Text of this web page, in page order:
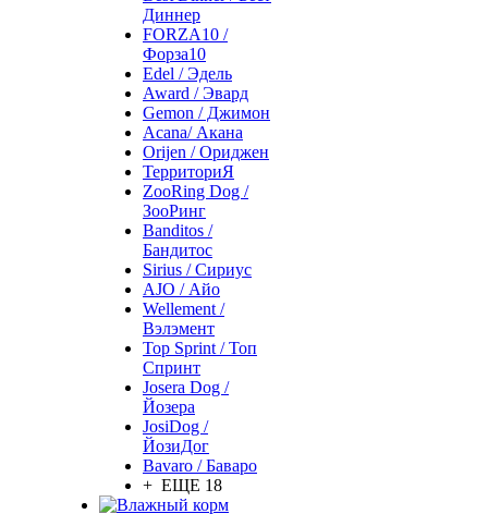
Диннер
FORZA10 /
Форза10
Edel / Эдель
Award / Эвард
Gemon / Джимон
Acana/ Акана
Orijen / Ориджен
ТерриториЯ
ZooRing Dog /
ЗооРинг
Banditos /
Бандитос
Sirius / Сириус
AJO / Айо
Wellement /
Вэлэмент
Top Sprint / Топ
Спринт
Josera Dog /
Йозера
JosiDog /
ЙозиДог
Bavaro / Баваро
+ ЕЩЕ 18